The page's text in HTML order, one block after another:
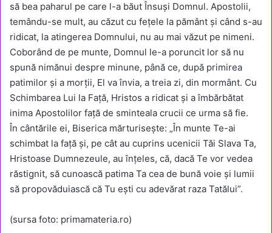
să bea paharul pe care l-a băut Însuşi Domnul. Apostolii,
temându-se mult, au căzut cu feţele la pământ şi când s-au
ridicat, la atingerea Domnului, nu au mai văzut pe nimeni.
Coborând de pe munte, Domnul le-a poruncit lor să nu
spună nimănui despre minune, până ce, după primirea
patimilor şi a morţii, El va învia, a treia zi, din mormânt. Cu
Schimbarea Lui la Faţă, Hristos a ridicat şi a îmbărbătat
inima Apostolilor faţă de sminteala crucii ce urma să fie.
În cântările ei, Biserica mărturiseşte: „În munte Te-ai
schimbat la faţă şi, pe cât au cuprins ucenicii Tăi Slava Ta,
Hristoase Dumnezeule, au înţeles, că, dacă Te vor vedea
răstignit, să cunoască patima Ta cea de bună voie şi lumii
să propovăduiască că Tu eşti cu adevărat raza Tatălui”.
(sursa foto: primamateria.ro)